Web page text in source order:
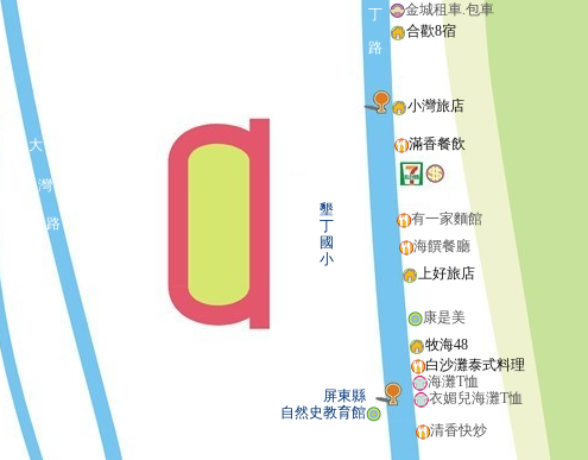
丁
路
墾
丁
國
小
金城租車.包車
小灣旅店
滿香餐飲
海饌餐廳
白沙灘泰式料理
海灘T恤
大
灣
路
清香快炒
屏東縣
自然史教育館
衣媚兒海灘T恤
有一家麵館
康是美
上好旅店
合歡8宿
牧海48